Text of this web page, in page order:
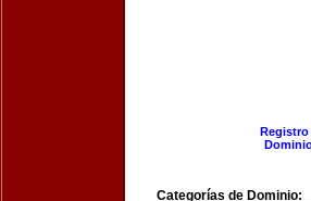
Categorías de Dominio: